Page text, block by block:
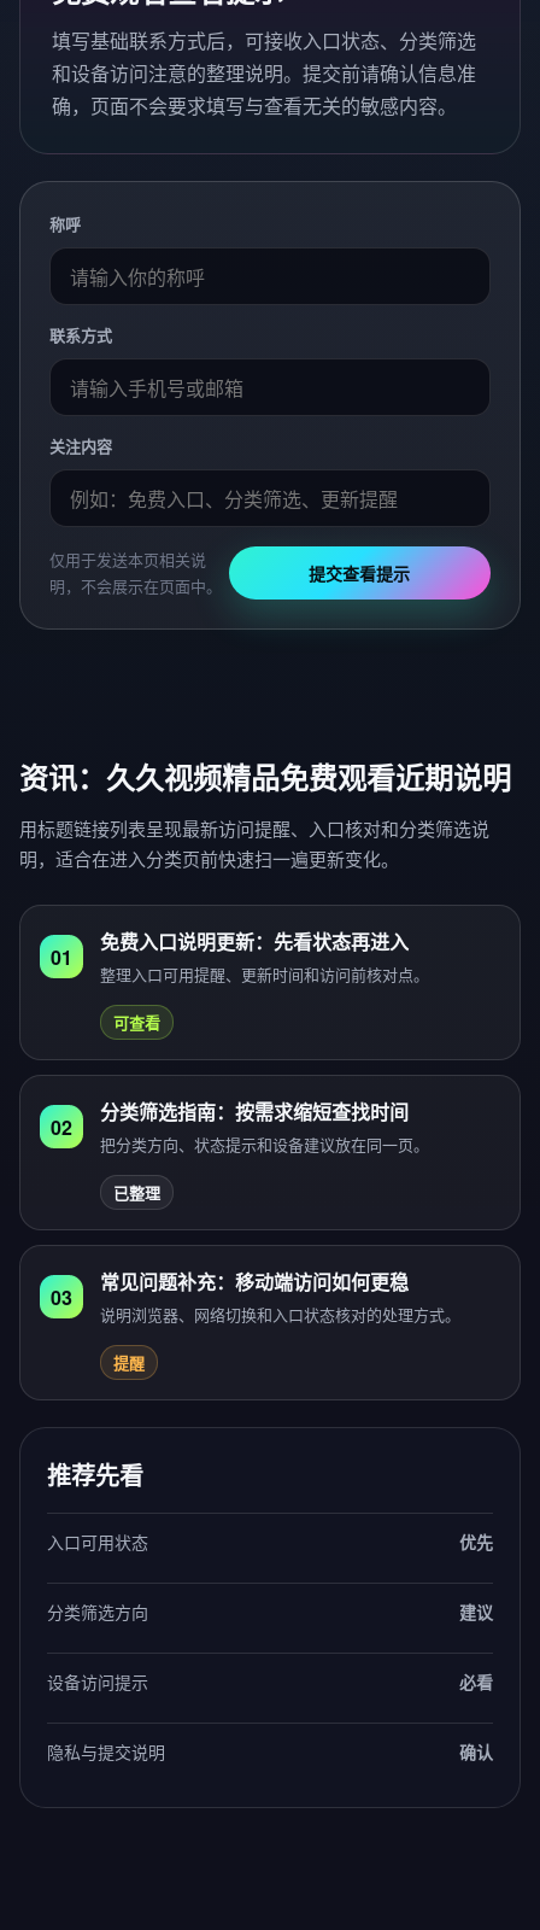
填写基础联系方式后，可接收入口状态、分类筛选
和设备访问注意的整理说明。提交前请确认信息准
确，页面不会要求填写与查看无关的敏感内容。
称呼
联系方式
关注内容
仅用于发送本页相关说
明，不会展示在页面中。
提交查看提示
资讯：久久视频精品免费观看近期说明
用标题链接列表呈现最新访问提醒、入口核对和分类筛选说
明，适合在进入分类页前快速扫一遍更新变化。
01
免费入口说明更新：先看状态再进入
整理入口可用提醒、更新时间和访问前核对点。
可查看
02
分类筛选指南：按需求缩短查找时间
把分类方向、状态提示和设备建议放在同一页。
已整理
03
常见问题补充：移动端访问如何更稳
说明浏览器、网络切换和入口状态核对的处理方式。
提醒
推荐先看
入口可用状态 优先
分类筛选方向 建议
设备访问提示 必看
隐私与提交说明 确认